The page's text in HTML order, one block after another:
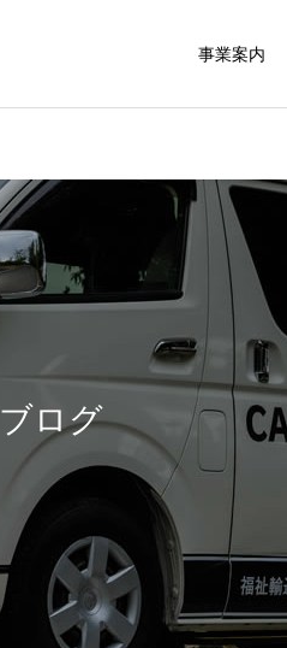
事業案内
民間救急
スタッフブログ
介護タクシーの貸切
ブログ